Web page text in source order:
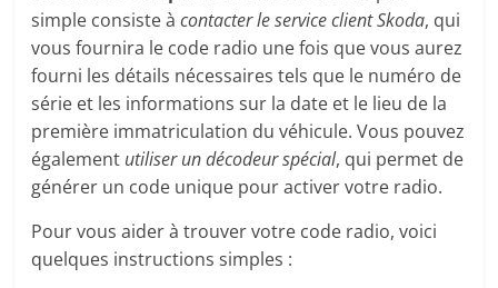
simple consiste àcontacter le service client Skoda, qui
vous fournira le code radio une fois que vous aurez
fourni les détails nécessaires tels que le numéro de
série et les informations sur la date et le lieu de la
première immatriculation du véhicule. Vous pouvez
également utiliser un décodeur spécial, qui permet de
générer un code unique pour activer votre radio.
Pour vous aider à trouver votre code radio, voici
quelques instructions simples :